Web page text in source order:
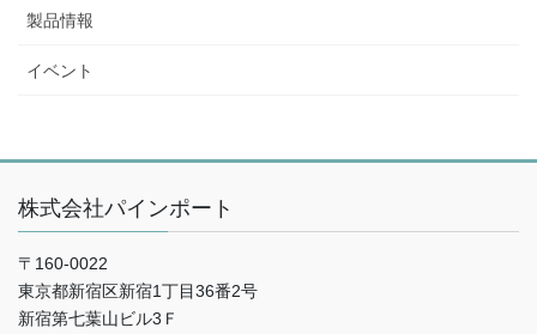
製品情報
イベント
株式会社パインポート
〒160-0022
東京都新宿区新宿1丁目36番2号
新宿第七葉山ビル3Ｆ